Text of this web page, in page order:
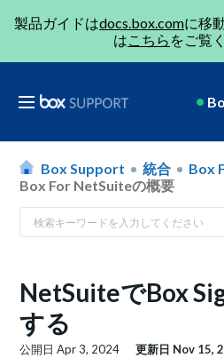
製品ガイドはdocs.box.comに移
はこちら をご覧
Box Support 統合
Box
Box For NetSuiteの概要
NetSuiteでBox
する
公開日Apr 3, 2024 更新日 Nov 15,